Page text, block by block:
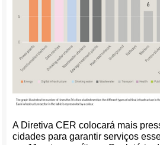
A Diretiva CER colocará mais
cidades para garantir serviços